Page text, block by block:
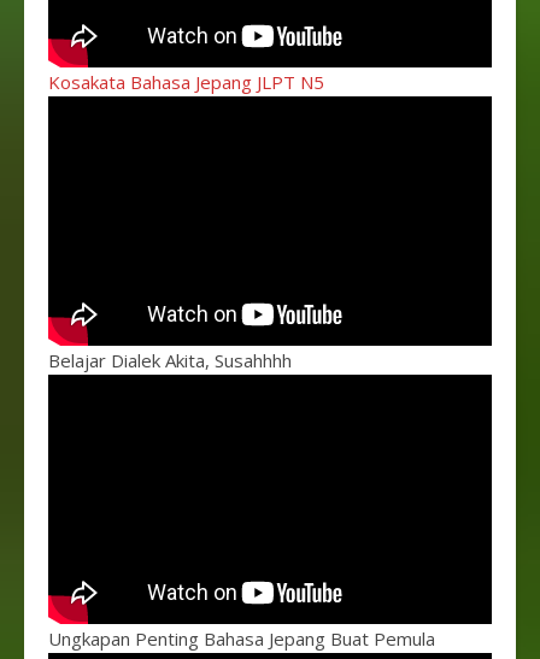
Kosakata Bahasa Jepang JLPT N5
Belajar Dialek Akita, Susahhhh
Ungkapan Penting Bahasa Jepang Buat Pemula